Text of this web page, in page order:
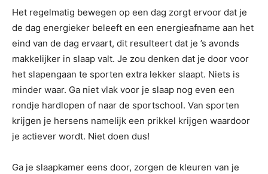
Het regelmatig bewegen op een dag zorgt ervoor dat je
de dag energieker beleeft en een energieafname aan het
eind van de dag ervaart, dit resulteert dat je ’s avonds
makkelijker in slaap valt. Je zou denken dat je door voor
het slapengaan te sporten extra lekker slaapt. Niets is
minder waar. Ga niet vlak voor je slaap nog even een
rondje hardlopen of naar de sportschool. Van sporten
krijgen je hersens namelijk een prikkel krijgen waardoor
je actiever wordt. Niet doen dus!
Ga je slaapkamer eens door, zorgen de kleuren van je